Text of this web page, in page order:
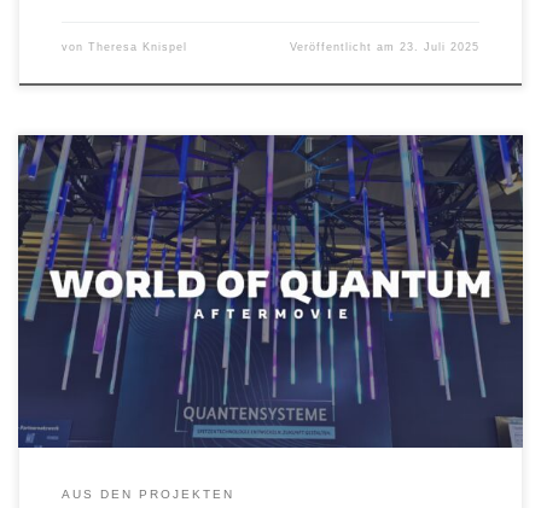
von Theresa Knispel Veröffentlicht am 23. Juli 2025
World of Quantum – Aftermovie An vier Messetagen ist viel passiert,
daher gibt es zum Abschluss der World of Quantum unser
Aftermovie mit ganz vielen Impressionen der Messe in München.
Viel Spaß!
AUS DEN PROJEKTEN